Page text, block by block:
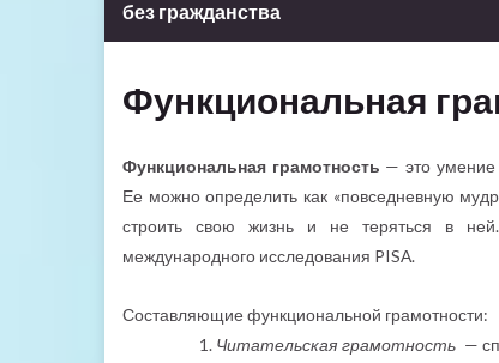
без гражданства
Функциональная
Функциональная грамотность — это умение
Ее можно определить как «повседневную
строить свою жизнь и не теряться в
международного исследования PISА.
Составляющие функциональной грамотности:
1. Читательская грамотность —